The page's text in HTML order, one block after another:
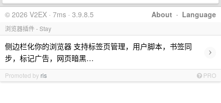
About · Language
© 2026 V2EX · 7ms · 3.9.8.5
浏览器插件 - Stay
侧边栏化你的浏览器 支持标签页管理，用户脚本，书签同
步，标记广告，网页暗黑…
›
Promoted by ris PRO